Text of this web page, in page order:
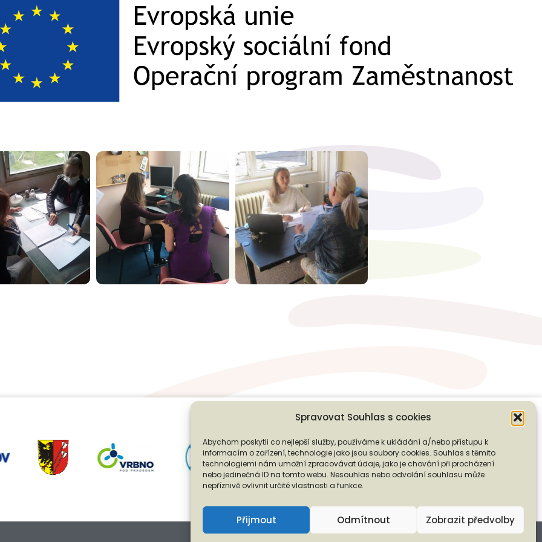
Spravovat Souhlas s cookies
Abychom poskytli co nejlepší služby, používáme k ukládání a/nebo přístupu k
informacím o zařízení, technologie jako jsou soubory cookies. Souhlas s těmito
technologiemi nám umožní zpracovávat údaje, jako je chování při procházení
nebo jedinečná ID na tomto webu. Nesouhlas nebo odvolání souhlasu může
nepříznivě ovlivnit určité vlastnosti a funkce.
Přijmout Odmítnout Zobrazit předvolby
PODPOŘTE NÁS